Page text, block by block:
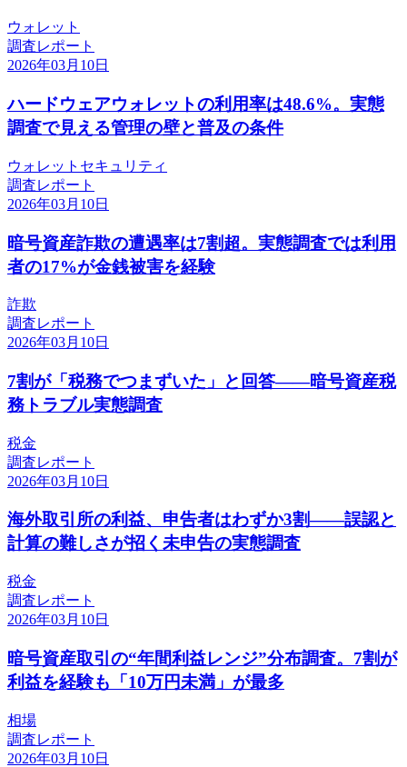
ウォレット
調査レポート
2026年03月10日
ハードウェアウォレットの利用率は48.6%。実態
調査で見える管理の壁と普及の条件
ウォレット セキュリティ
調査レポート
2026年03月10日
暗号資産詐欺の遭遇率は7割超。実態調査では利用
者の17%が金銭被害を経験
詐欺
調査レポート
2026年03月10日
7割が「税務でつまずいた」と回答——暗号資産税
務トラブル実態調査
税金
調査レポート
2026年03月10日
海外取引所の利益、申告者はわずか3割——誤認と
計算の難しさが招く未申告の実態調査
税金
調査レポート
2026年03月10日
暗号資産取引の“年間利益レンジ”分布調査。7割が
利益を経験も「10万円未満」が最多
相場
調査レポート
2026年03月10日